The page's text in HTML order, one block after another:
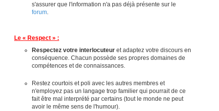
s'assurer que l'information n'a pas déjà présente sur le
forum
Le « Respect » :
Respectez votre interlocuteur et adaptez votre discours en
conséquence. Chacun possède ses propres domaines de
compétences et de connaissances.
Restez courtois et poli avec les autres membres et
n'employez pas un langage trop familier qui pourrait de ce
fait être mal interprété par certains (tout le monde ne peut
avoir le même sens de l'humour).